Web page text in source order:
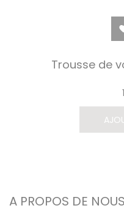
Trousse de
A PROPOS DE NOUS